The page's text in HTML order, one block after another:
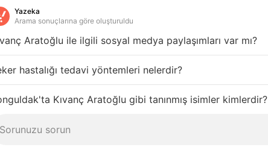
Yazeka
Arama sonuçlarına göre oluşturuldu
Aratoğlu ile ilgili sosyal medya paylaşımları var mı?
hastalığı tedavi yöntemleri nelerdir?
Kıvanç Aratoğlu gibi tanınmış isimler kimlerdir?